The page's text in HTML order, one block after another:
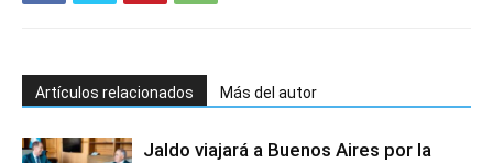
Artículos relacionados Más del autor
Jaldo viajará a Buenos Aires por la